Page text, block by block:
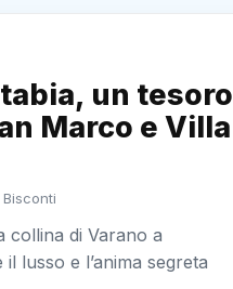
un tesoro
Marco e Villa
collina di Varano a
lusso e l’anima segreta